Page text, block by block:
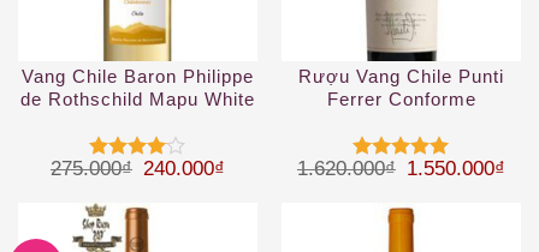
Vang Chile Baron Philippe
de Rothschild Mapu White
Được
45 sao
275.000₫ Giá gốc là: 275.000₫.
240.000₫ Giá hiện tại là: 240.000₫.
Rượu Vang Chile Punti
Ferrer Conforme
Được xếp
1.620.000₫ Giá gốc là:
1.550.000₫